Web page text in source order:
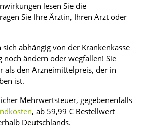
lesen Sie die
Sie Ihre Ärztin, Ihren Arzt oder
abhängig von der Krankenkasse
noch ändern oder wegfallen! Sie
als den Arzneimittelpreis, der in
ist.
Mehrwertsteuer, gegebenenfalls
, ab 59,99 € Bestellwert
Deutschlands.